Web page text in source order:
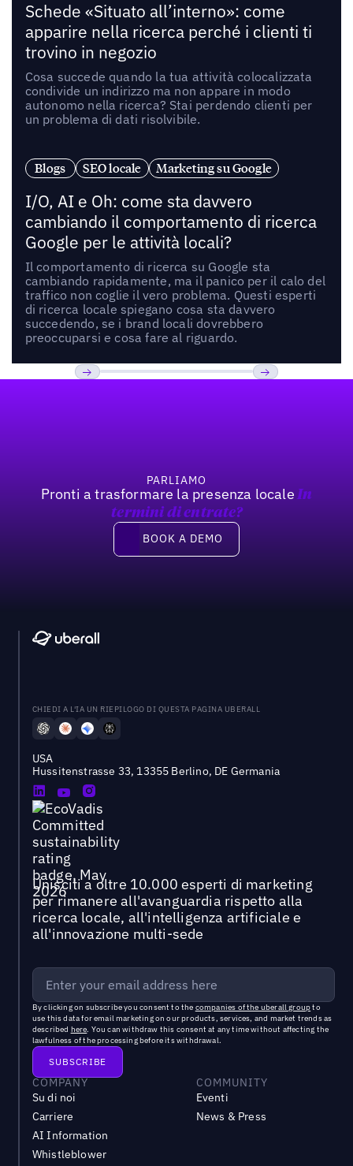
Schede «Situato all’interno»: come
apparire nella ricerca perché i clienti ti
trovino in negozio
Cosa succede quando la tua attività colocalizzata
condivide un indirizzo ma non appare in modo
autonomo nella ricerca? Stai perdendo clienti per
un problema di dati risolvibile.
Blogs SEO locale Marketing su Google
I/O, AI e Oh: come sta davvero
cambiando il comportamento di ricerca
Google per le attività locali?
Il comportamento di ricerca su Google sta
cambiando rapidamente, ma il panico per il calo del
traffico non coglie il vero problema. Questi esperti
di ricerca locale spiegano cosa sta davvero
succedendo, se i brand locali dovrebbero
preoccuparsi e cosa fare al riguardo.
PARLIAMO
Pronti a trasformare la presenza locale In
termini di entrate?
Book a demo
BOOK A DEMO
CHIEDI A L'IA UN RIEPILOGO DI QUESTA PAGINA UBERALL
USA
Hussitenstrasse 33, 13355 Berlino, DE Germania
Unisciti a oltre 10.000 esperti di marketing
per rimanere all'avanguardia rispetto alla
ricerca locale, all'intelligenza artificiale e
all'innovazione multi-sede
By clicking on subscribe you consent to the companies of the uberall groupto
use this data for email marketing on our products, services, and market trends as
described here. You can withdraw this consent at any time without affecting the
lawfulness of the processing before its withdrawal.
COMPANY
Su di noi
Carriere
AI Information
Whistleblower
COMMUNITY
Eventi
News & Press